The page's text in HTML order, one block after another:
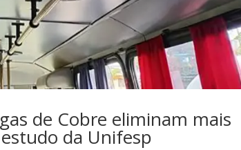
de Cobre eliminam mais
da Unifesp